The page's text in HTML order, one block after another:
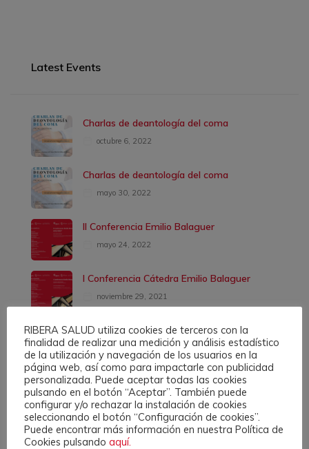
Latest Events
Charlas de deantología del coma
octubre 6, 2022
Charlas de deantología del coma
mayo 30, 2022
II Conferencia Emilio Balaguer
mayo 24, 2022
I Conferencia Cátedra Emilio Balaguer
noviembre 29, 2021
II Seminario Cátedra Emilio Balaguer
junio 17, 2021
Ads
RIBERA SALUD utiliza cookies de terceros con la
finalidad de realizar una medición y análisis estadístico
de la utilización y navegación de los usuarios en la
página web, así como para impactarle con publicidad
personalizada. Puede aceptar todas las cookies
pulsando en el botón “Aceptar”. También puede
configurar y/o rechazar la instalación de cookies
seleccionando el botón “Configuración de cookies”.
Puede encontrar más información en nuestra Política de
Cookies pulsando aquí.